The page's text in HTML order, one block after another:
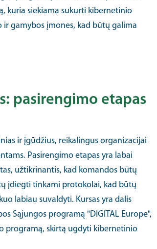
kuria siekiama sukurti kibernetinio
gamybos įmones, kad būtų galima
pasirengimo etapas
ir įgūdžius, reikalingus organizacijai
Pasirengimo etapas yra labai
užtikrinantis, kad komandos būtų
įdiegti tinkami protokolai, kad būtų
labiau suvaldyti. Kursas yra dalis
Sąjungos programą "DIGITAL Europe",
programą, skirtą ugdyti kibernetinio